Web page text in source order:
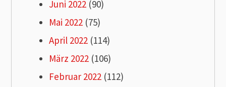
Juni 2022 (90)
Mai 2022 (75)
April 2022 (114)
März 2022 (106)
Februar 2022 (112)